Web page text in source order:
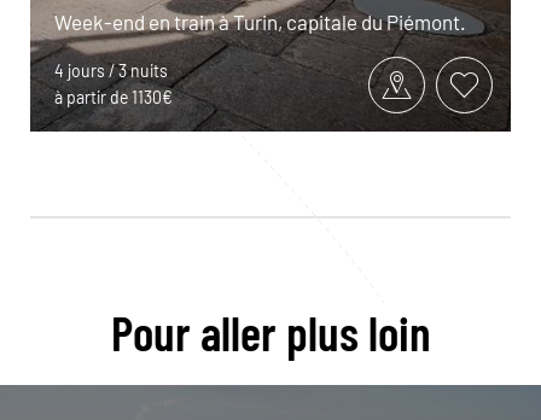
Week-end en train à Turin, capitale du Piémont.
4 jours / 3 nuits
à partir de 1130€
Pour aller plus loin